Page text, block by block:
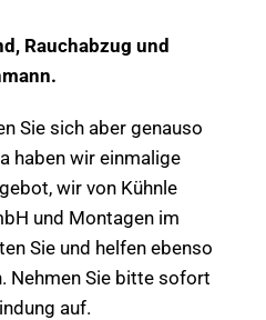
Rauchabzug und
Sie sich aber genauso
haben wir einmalige
wir von Kühnle
und Montagen im
Sie und helfen ebenso
Nehmen Sie bitte sofort
auf.